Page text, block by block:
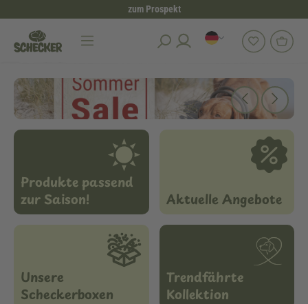
zum Prospekt
Produkte passend
zur Saison!
Aktuelle Angebote
Unsere
Scheckerboxen
Trendfährte
Kollektion